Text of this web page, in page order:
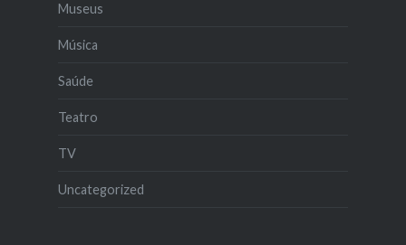
Museus
Música
Saúde
Teatro
TV
Uncategorized